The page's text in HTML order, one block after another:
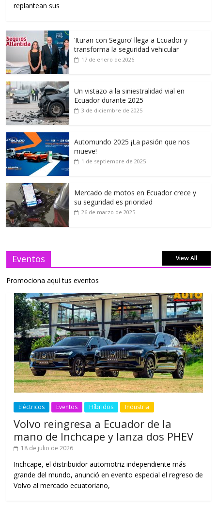
replantean sus
‘Ituran con Seguro’ llega a Ecuador y
transforma la seguridad vehicular
17 de enero de 2026
Un vistazo a la siniestralidad vial en
Ecuador durante 2025
3 de diciembre de 2025
Automundo 2025 ¡La pasión que nos
mueve!
1 de septiembre de 2025
Mercado de motos en Ecuador crece y
su seguridad es prioridad
26 de marzo de 2025
Eventos View All
Promociona aquí tus eventos
Eléctricos Eventos Híbridos Industria
Volvo reingresa a Ecuador de la
mano de Inchcape y lanza dos PHEV
18 de julio de 2026
Inchcape, el distribuidor automotriz independiente más
grande del mundo, anunció en evento especial el regreso de
Volvo al mercado ecuatoriano,